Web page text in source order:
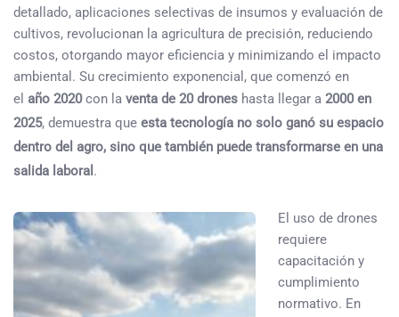
detallado, aplicaciones selectivas de insumos y evaluación de
cultivos, revolucionan la agricultura de precisión, reduciendo
costos, otorgando mayor eficiencia y minimizando el impacto
ambiental. Su crecimiento exponencial, que comenzó en
el año 2020con la venta de 20 drones hasta llegar a 2000 en
2025, demuestra que esta tecnología no solo ganó su espacio
dentro del agro, sino que también puede transformarse en una
salida laboral .
El uso de drones
requiere
capacitación y
cumplimiento
normativo. En